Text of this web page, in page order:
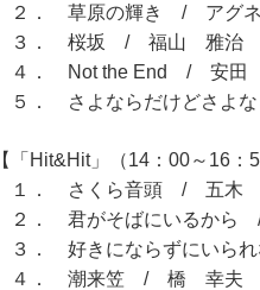
２． 草原の輝き / アグネ
３． 桜坂 / 福山 雅治
４． Not the End / 安田
５． さよならだけどさよ
【「Hit&Hit」（14：00～16：
１． さくら音頭 / 五木
２． 君がそばにいるから
３． 好きにならずにいら
４． 潮来笠 / 橋 幸夫